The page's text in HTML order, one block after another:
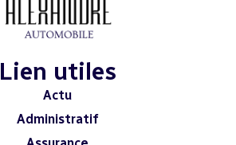
Lien utiles
Actu
Administratif